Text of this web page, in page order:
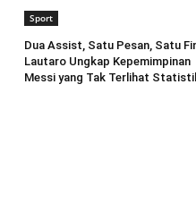
Sport
Dua Assist, Satu Pesan, Satu
Lautaro Ungkap Kepemimpinan
Messi yang Tak Terlihat